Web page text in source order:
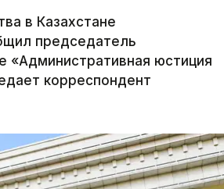
в Казахстане
председатель
«Административная юстиция
корреспондент